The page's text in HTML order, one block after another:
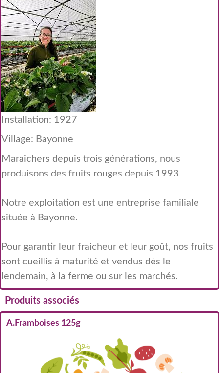
Installation: 1927
Village: Bayonne
Maraichers depuis trois générations, nous
produisons des fruits rouges depuis 1993.
Notre exploitation est une entreprise familiale
située à Bayonne.
Pour garantir leur fraicheur et leur goût, nos fruits
sont cueillis à maturité et vendus dès le
lendemain, à la ferme ou sur les marchés.
Produits associés
A.Framboises 125g